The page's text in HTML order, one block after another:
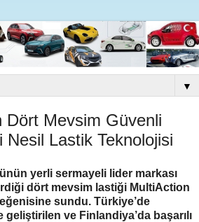
▼
Dört Mevsim Güvenli
Nesil Lastik Teknolojisi
yerli sermayeli lider markası
dört mevsim lastiği MultiAction
sundu. Türkiye’de
ve Finlandiya’da başarılı